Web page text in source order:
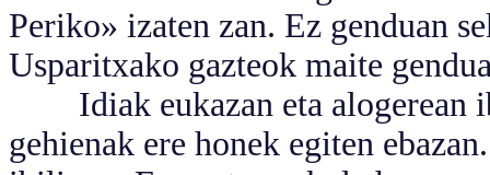
Periko» izaten zan. Ez genduan
Usparitxako gazteok maite
Idiak eukazan eta alogerean
gehienak ere honek egiten